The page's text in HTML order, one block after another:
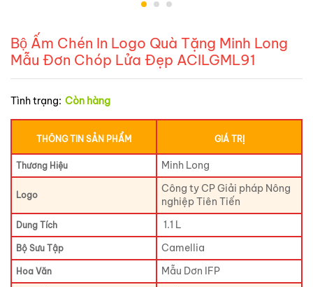
Bộ Ấm Chén In Logo Quà Tặng Minh Long
Mẫu Đơn Chóp Lửa Đẹp ACILGML91
Tình trạng: Còn hàng
THÔNG TIN SẢN PHẨM GIÁ TRỊ
Thương Hiệu Minh Long
Logo
Công ty CP Giải pháp Nông
nghiệp Tiên Tiến
Dung Tích 1.1 L
Bộ Sưu Tập Camellia
Hoa Văn Mẫu Dơn IFP